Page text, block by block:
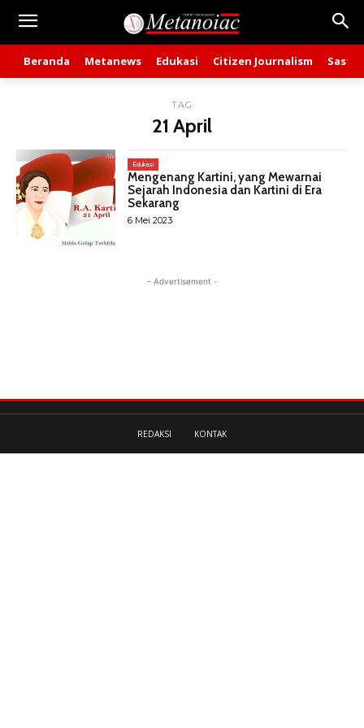
Beranda Metanews Edukasi Citizen Journalism Sastra
TAG
21 April
Edukasi
Mengenang Kartini, yang Mewarnai
Sejarah Indonesia dan Kartini di Era
Sekarang
6 Mei 2023
- Advertisement -
REDAKSI KONTAK